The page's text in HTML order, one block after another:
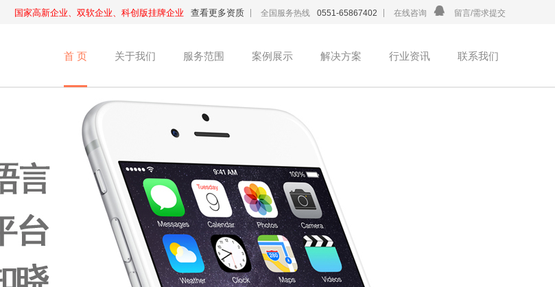
国家高新企业、双软企业、科创版挂牌企业 查看更多资质 全国服务热线 0551-65867402 在线咨询 留言/需求提交
首 页 关于我们 服务范围 案例展示 解决方案 行业资讯 联系我们
系统软件 网站开发 微信开发
系统软件 网站开发 微信开发
系统软件 网站开发 微信开发
系统软件 网站开发 微信开发
系统软件 网站开发 微信开发 营销推广 公司资讯
系统软件 网站开发 微信开发 营销推广 公司资讯
系统软件 网站开发 微信开发 营销推广 公司资讯
系统软件 网站开发 微信开发 营销推广 公司资讯
系统软件 网站开发 微信开发 营销推广 公司资讯
系统软件 网站开发 微信开发 营销推广 公司资讯